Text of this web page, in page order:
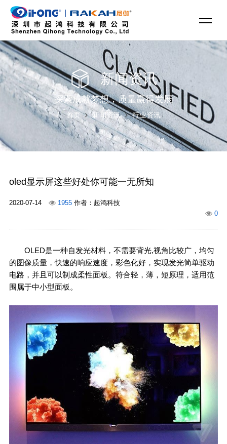
新闻资讯
探索成就梦想，质量赢得发展
首页 新闻资讯 行业资讯
oled显示屏这些好处你可能一无所知
2020-07-14 1955作者：起鸿科技
0
OLED是一种自发光材料，不需要背光,视角比较广，均匀
的图像质量，快速的响应速度，彩色化好，实现发光简单驱动
电路，并且可以制成柔性面板。符合轻，薄，短原理，适用范
围属于中小型面板。